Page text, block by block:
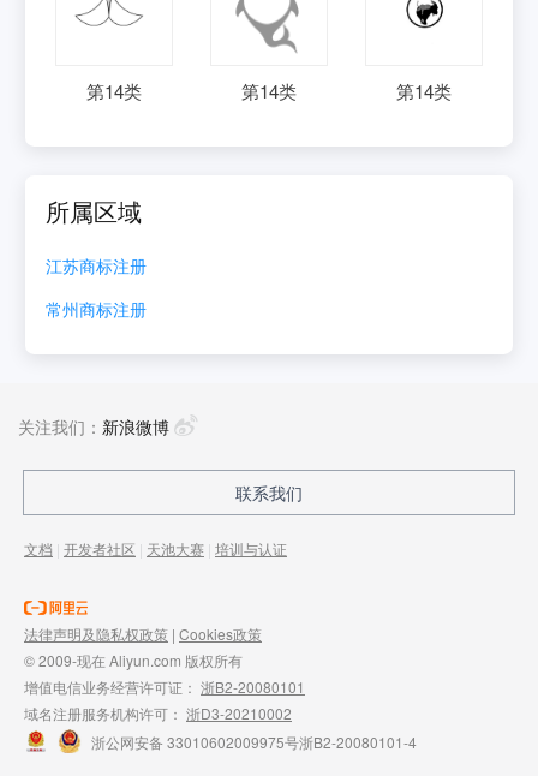
第14类 第14类 第14类
所属区域
江苏商标注册
常州商标注册